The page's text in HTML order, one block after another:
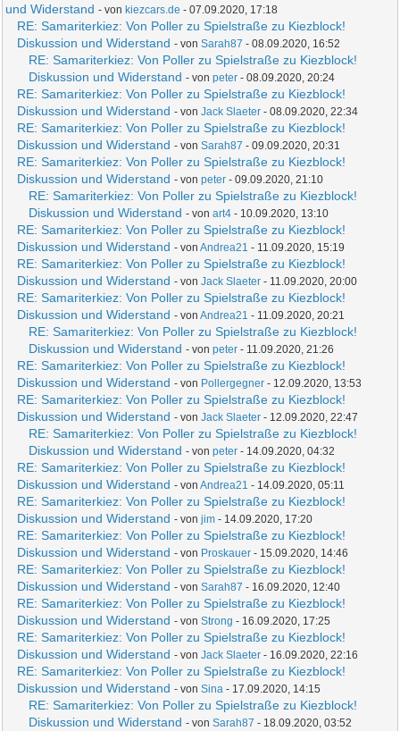
und Widerstand - von kiezcars.de - 07.09.2020, 17:18
RE: Samariterkiez: Von Poller zu Spielstraße zu Kiezblock!
Diskussion und Widerstand - vonSarah87 - 08.09.2020, 16:52
RE: Samariterkiez: Von Poller zu Spielstraße zu Kiezblock!
Diskussion und Widerstand - vonpeter - 08.09.2020, 20:24
RE: Samariterkiez: Von Poller zu Spielstraße zu Kiezblock!
Diskussion und Widerstand - vonJack Slaeter - 08.09.2020, 22:34
RE: Samariterkiez: Von Poller zu Spielstraße zu Kiezblock!
Diskussion und Widerstand - vonSarah87 - 09.09.2020, 20:31
RE: Samariterkiez: Von Poller zu Spielstraße zu Kiezblock!
Diskussion und Widerstand - vonpeter - 09.09.2020, 21:10
RE: Samariterkiez: Von Poller zu Spielstraße zu Kiezblock!
Diskussion und Widerstand - vonart4 - 10.09.2020, 13:10
RE: Samariterkiez: Von Poller zu Spielstraße zu Kiezblock!
Diskussion und Widerstand - vonAndrea21 - 11.09.2020, 15:19
RE: Samariterkiez: Von Poller zu Spielstraße zu Kiezblock!
Diskussion und Widerstand - vonJack Slaeter - 11.09.2020, 20:00
RE: Samariterkiez: Von Poller zu Spielstraße zu Kiezblock!
Diskussion und Widerstand - vonAndrea21 - 11.09.2020, 20:21
RE: Samariterkiez: Von Poller zu Spielstraße zu Kiezblock!
Diskussion und Widerstand - vonpeter - 11.09.2020, 21:26
RE: Samariterkiez: Von Poller zu Spielstraße zu Kiezblock!
Diskussion und Widerstand - von Pollergegner - 12.09.2020, 13:53
RE: Samariterkiez: Von Poller zu Spielstraße zu Kiezblock!
Diskussion und Widerstand - vonJack Slaeter - 12.09.2020, 22:47
RE: Samariterkiez: Von Poller zu Spielstraße zu Kiezblock!
Diskussion und Widerstand - vonpeter - 14.09.2020, 04:32
RE: Samariterkiez: Von Poller zu Spielstraße zu Kiezblock!
Diskussion und Widerstand - vonAndrea21 - 14.09.2020, 05:11
RE: Samariterkiez: Von Poller zu Spielstraße zu Kiezblock!
Diskussion und Widerstand - vonjim - 14.09.2020, 17:20
RE: Samariterkiez: Von Poller zu Spielstraße zu Kiezblock!
Diskussion und Widerstand - von Proskauer - 15.09.2020, 14:46
RE: Samariterkiez: Von Poller zu Spielstraße zu Kiezblock!
Diskussion und Widerstand - vonSarah87 - 16.09.2020, 12:40
RE: Samariterkiez: Von Poller zu Spielstraße zu Kiezblock!
Diskussion und Widerstand - vonStrong - 16.09.2020, 17:25
RE: Samariterkiez: Von Poller zu Spielstraße zu Kiezblock!
Diskussion und Widerstand - vonJack Slaeter - 16.09.2020, 22:16
RE: Samariterkiez: Von Poller zu Spielstraße zu Kiezblock!
Diskussion und Widerstand - vonSina - 17.09.2020, 14:15
RE: Samariterkiez: Von Poller zu Spielstraße zu Kiezblock!
Diskussion und Widerstand - vonSarah87 - 18.09.2020, 03:52